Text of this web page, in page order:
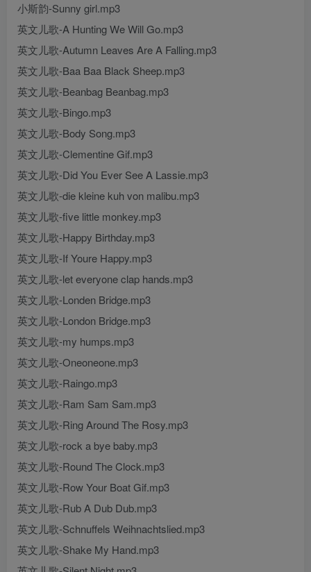
小斯韵-Sunny girl.mp3
英文儿歌-A Hunting We Will Go.mp3
英文儿歌-Autumn Leaves Are A Falling.mp3
英文儿歌-Baa Baa Black Sheep.mp3
英文儿歌-Beanbag Beanbag.mp3
英文儿歌-Bingo.mp3
英文儿歌-Body Song.mp3
英文儿歌-Clementine Gif.mp3
英文儿歌-Did You Ever See A Lassie.mp3
英文儿歌-die kleine kuh von malibu.mp3
英文儿歌-five little monkey.mp3
英文儿歌-Happy Birthday.mp3
英文儿歌-If Youre Happy.mp3
英文儿歌-let everyone clap hands.mp3
英文儿歌-Londen Bridge.mp3
英文儿歌-London Bridge.mp3
英文儿歌-my humps.mp3
英文儿歌-Oneoneone.mp3
英文儿歌-Raingo.mp3
英文儿歌-Ram Sam Sam.mp3
英文儿歌-Ring Around The Rosy.mp3
英文儿歌-rock a bye baby.mp3
英文儿歌-Round The Clock.mp3
英文儿歌-Row Your Boat Gif.mp3
英文儿歌-Rub A Dub Dub.mp3
英文儿歌-Schnuffels Weihnachtslied.mp3
英文儿歌-Shake My Hand.mp3